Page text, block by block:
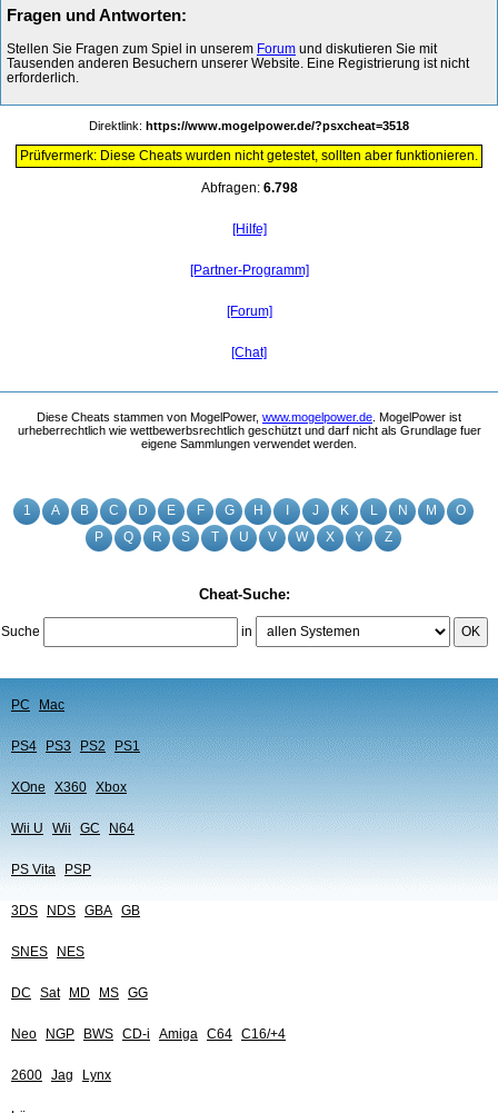
1 A B C D E F G H J K L N M
O
P
Q R S T U V W X Y Z
Cheat-Suche:
Suche in OK
PC Mac
PS4 PS3 PS2 PS1
XOne X360 Xbox
Wii U Wii GC N64
PS Vita PSP
3DS NDS GBA GB
SNES NES
DC Sat MD MS GG
Neo NGP BWS CD-i Amiga C64 C16/+4
2600 Jag Lynx
Fragen und Antworten:
Stellen Sie Fragen zum Spiel in unserem Forum und diskutieren Sie mit
Tausenden anderen Besuchern unserer Website. Eine Registrierung ist nicht
erforderlich.
Direktlink: https://www.mogelpower.de/?psxcheat=3518
Prüfvermerk: Diese Cheats wurden nicht getestet, sollten aber funktionieren.
Abfragen: 6.798
[Hilfe]
[Partner-Programm]
[Forum]
[Chat]
Diese Cheats stammen von MogelPower, www.mogelpower.de . MogelPower ist
urheberrechtlich wie wettbewerbsrechtlich geschützt und darf nicht als Grundlage fuer
eigene Sammlungen verwendet werden.